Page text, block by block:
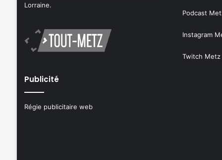
Lorraine.
Publicité
Régie publicitaire web
Podcast
Instagram
Twitch Metz